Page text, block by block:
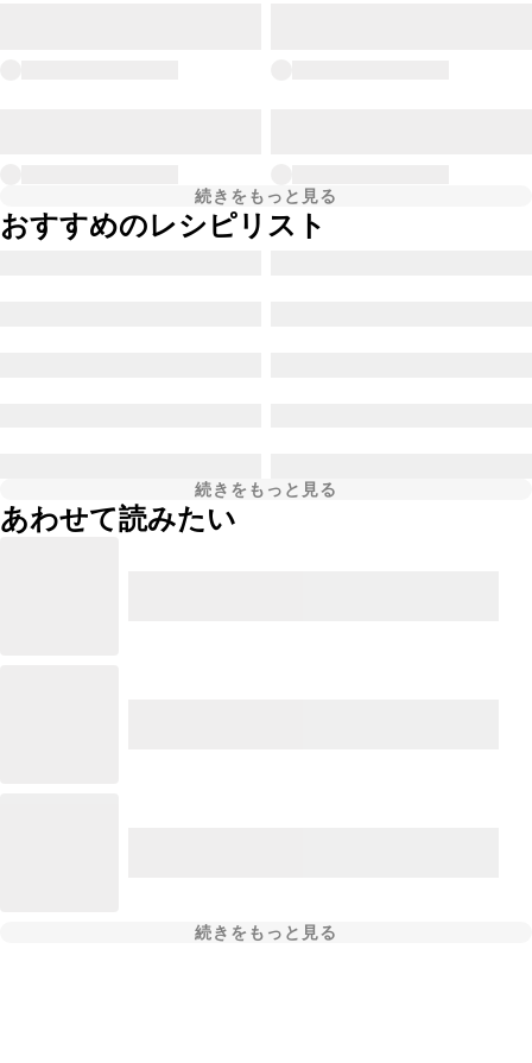
続きをもっと見る
おすすめのレシピリスト
続きをもっと見る
あわせて読みたい
続きをもっと見る